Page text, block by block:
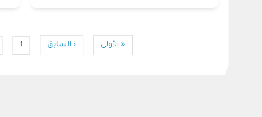
First
« الأولى
Previous
‹ السابق Page1